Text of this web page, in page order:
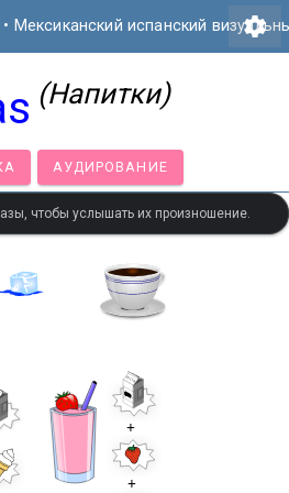
• Мексиканский испанский settings
(Напитки)
АУДИРОВАНИЕ
чтобы услышать их произношение.